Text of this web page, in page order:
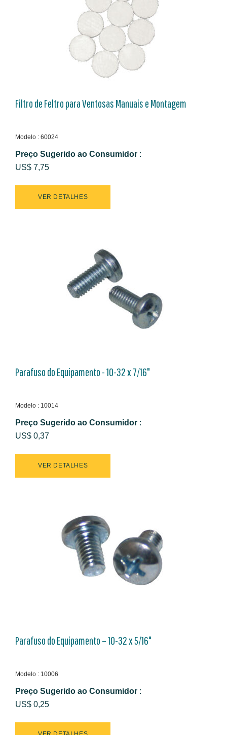
Filtro de Feltro para Ventosas Manuais e Montagem
Modelo : 60024
Preço Sugerido ao Consumidor :
US$ 7,75
VER DETALHES
Parafuso do Equipamento - 10-32 x 7/16"
Modelo : 10014
Preço Sugerido ao Consumidor :
US$ 0,37
VER DETALHES
Parafuso do Equipamento – 10-32 x 5/16"
Modelo : 10006
Preço Sugerido ao Consumidor :
US$ 0,25